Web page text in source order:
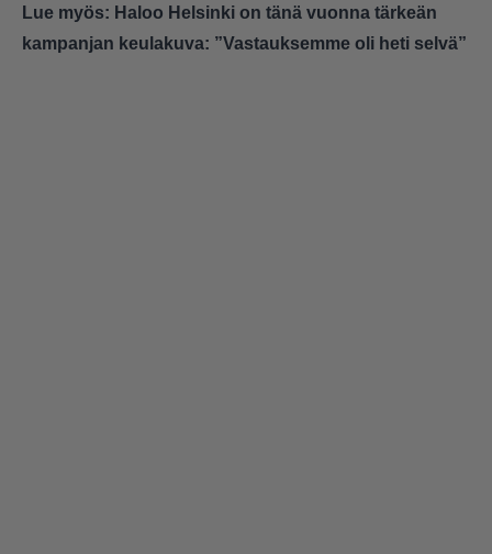
Lue myös: Haloo Helsinki on tänä vuonna tärkeän
kampanjan keulakuva: ”Vastauksemme oli heti selvä”